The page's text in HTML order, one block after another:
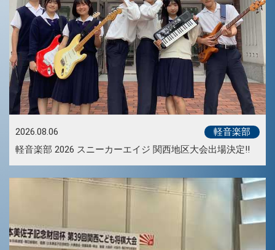
2026.08.06
軽音楽部
軽音楽部 2026 スニーカーエイジ 関西地区大会出場決定!!